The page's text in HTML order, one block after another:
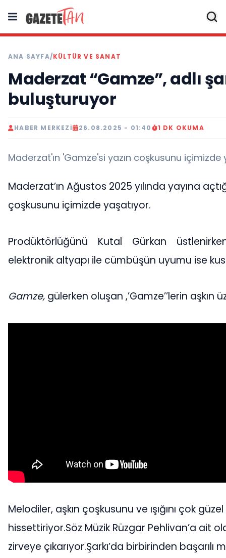
ANA SAYFA/KÜLTÜR VE SANAT
Maderzat “Gamze”, adlı
buluşturuyor
HABER MERKEZI 26.08.2025 - 01:40 1 DK OKUMA
Maderzat'ın 'Gamze'si yazın coşkusunu içimizde
Maderzat’ın Ağustos 2025 yılında yayına
çoşkusunu içimizde yaşatıyor.
Prodüktörlüğünü Kutal Gürkan
elektronik altyapı ile cümbüşün uyumu ise
Gamze, gülerken oluşan ,’Gamze’’lerin
Melodiler, aşkın çoşkusunu ve ışığını çok
hissettiriyor.Söz Müzik Rüzgar Pehlivan’a ait
zirveye çıkarıyor.Şarkı’da birbirinden